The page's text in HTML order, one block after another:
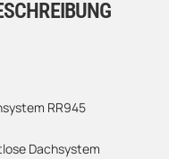
RR945
Dachsystem